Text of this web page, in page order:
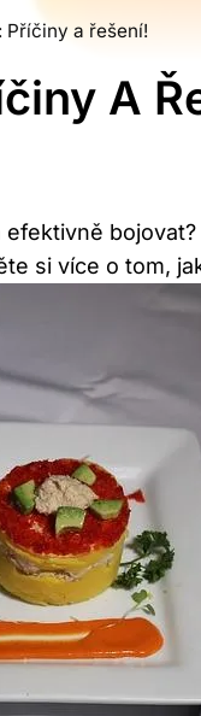
Příčiny a řešení!
A
si více o tom,